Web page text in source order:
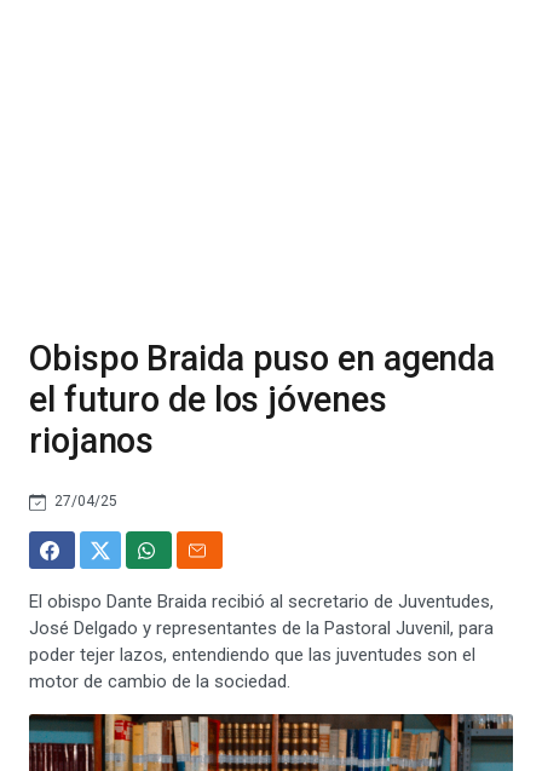
Obispo Braida puso en agenda
el futuro de los jóvenes
riojanos
27/04/25
El obispo Dante Braida recibió al secretario de Juventudes,
José Delgado y representantes de la Pastoral Juvenil, para
poder tejer lazos, entendiendo que las juventudes son el
motor de cambio de la sociedad.